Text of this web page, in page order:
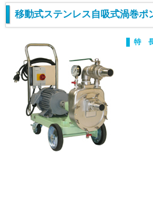
移動式ステンレス自吸式渦巻ポ
特